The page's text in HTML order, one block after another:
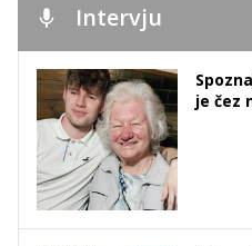
Intervju
je čez